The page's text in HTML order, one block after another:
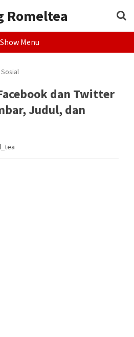
Romeltea
Show Menu
dan Twitter
Judul, dan